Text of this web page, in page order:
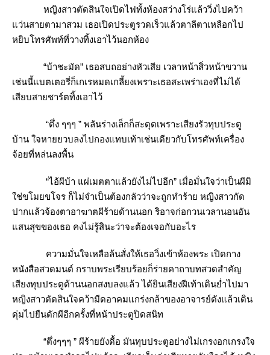
หญิงสาวตัดสินใจเปิดไฟทั้งห้องสว่างโร่แล้ววิ่งไปคว้า
ว่นสายตามาสวม เธอเปิดประตูรวดเร็วแล้วตาลีตาเหลือกไป
หยิบโทรศัพท์ที่วางทิ้งเอาไว้นอกห้อง
“บ้าชะมัด” เธอสบถอย่างหัวเสีย เวลาหน้าสิ่วหน้าขวาน
เช่นนี้แบตเตอรี่ก็เกเรหมดเกลี้ยงเพราะเธอสะเพร่าเองที่ไม่ได้
เสียบสายชาร์ตทิ้งเอาไว้
“ตึ่ง ๆๆๆ ” พลันร่างเล็กก็สะดุดเพราะเสียงรัวทุบประตู
บ้าน ใจหายยวบลงไปกองแทบเท้าเช่นเดียวกับโทรศัพท์เครื่อง
จ้อยที่หล่นลงพื้น
“ไอ้ผีบ้า แผ่เมตตาแล้วยังไม่ไปอีก” เมื่อมั่นใจว่าเป็นผีมิ
ช่ขโมยขโจร ก็ไม่จำเป็นต้องกลัวว่าจะถูกทำร้าย หญิงสาวกัด
ปากแล้วจ้องตาอาฆาตผีร้ายด้านนอก ริอาจก่อกวนเวลานอนอัน
สนสุขของเธอ คงไม่รู้สินะว่าจะต้องเจอกับอะไร
ความมั่นใจเหลือล้นสั่งให้เธอวิ่งเข้าห้องพระ เปิดกาง
หนังสือสวดมนต์ กราบพระเรียบร้อยก็ร่ายคาถาบทสวดสำคัญ
เสียงทุบประตูด้านนอกสงบลงแล้ว ได้ยินเสียงฝีเท้าเดินย่ำไปมา
หญิงสาวตัดสินใจคว้ามีดอาคมแกร่งกล้าของอาจารย์ดังแล้วเดิน
ดุ่มไปยืนดักผีอีกครั้งที่หน้าประตูปิดสนิท
“ตึ่งๆๆๆ ” ผีร้ายยังดื้อ มันทุบประตูอย่างไม่เกรงอกเกรงใจ